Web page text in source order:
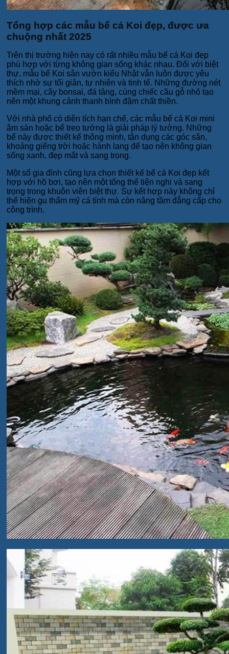
Tổng hợp các mẫu bể cá Koi đẹp, được ưa
chuộng nhất 2025
Trên thị trường hiện nay có rất nhiều mẫu bể cá Koi đẹp
phù hợp với từng không gian sống khác nhau. Đối với biệt
thự, mẫu bể Koi sân vườn kiểu Nhật vẫn luôn được yêu
thích nhờ sự tối giản, tự nhiên và tinh tế. Những đường nét
mềm mại, cây bonsai, đá tảng, cùng chiếc cầu gỗ nhỏ tạo
nên một khung cảnh thanh bình đậm chất thiền.
Với nhà phố có diện tích hạn chế, các mẫu bể cá Koi mini
âm sàn hoặc bể treo tường là giải pháp lý tưởng. Những
bể này được thiết kế thông minh, tận dụng các góc sân,
khoảng giếng trời hoặc hành lang để tạo nên không gian
sống xanh, đẹp mắt và sang trọng.
Một số gia đình cũng lựa chọn thiết kế bể cá Koi đẹp kết
hợp với hồ bơi, tạo nên một tổng thể tiện nghi và sang
trọng trong khuôn viên biệt thự. Sự kết hợp này không chỉ
thể hiện gu thẩm mỹ cá tính mà còn nâng tầm đẳng cấp cho
công trình.